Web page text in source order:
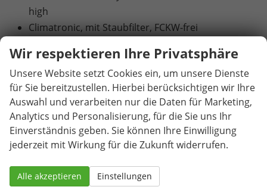
high
Climatronic, mit Staubfilter, FCKW-frei
Sprachsteuerung
Rücksitzbank nicht geteilt, Lehne geteilt und
umklappbar, mit Mittelarmlehne
Virtual Cockpit
Innenspiegel mit automatischer Abblendfunktion
und USB
Scheibenwischer-Intervallschaltung mit Licht- und
Regensensor
Wir respektieren Ihre Privatsphäre
Unsere Website setzt Cookies ein, um unsere Dienste
für Sie bereitzustellen. Hierbei berücksichtigen wir Ihre
Auswahl und verarbeiten nur die Daten für Marketing,
Analytics und Personalisierung, für die Sie uns Ihr
Einverständnis geben. Sie können Ihre Einwilligung
jederzeit mit Wirkung für die Zukunft widerrufen.
Alle akzeptieren Einstellungen